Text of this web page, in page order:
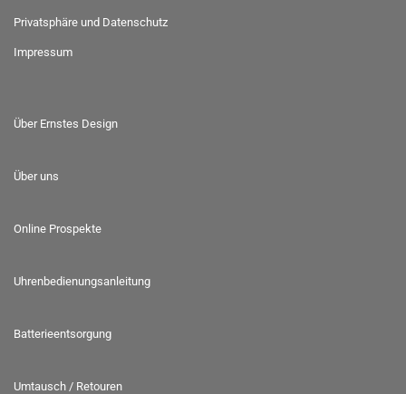
Privatsphäre und Datenschutz
Impressum
Über Ernstes Design
Über uns
Online Prospekte
Uhrenbedienungsanleitung
Batterieentsorgung
Umtausch / Retouren